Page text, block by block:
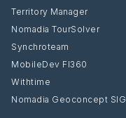
Territory Manager
Nomadia TourSolver
Synchroteam
MobileDev FI360
Withtime
Nomadia Geoconcept SIG